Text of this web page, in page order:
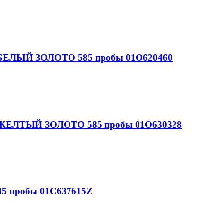
БЕЛЫЙ ЗОЛОТО 585 пробы 01О620460
ЖЕЛТЫЙ ЗОЛОТО 585 пробы 01О630328
01С637615Z